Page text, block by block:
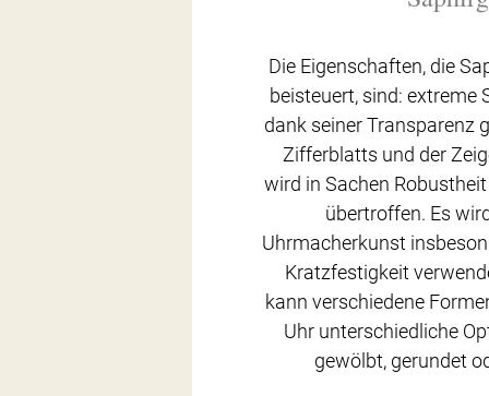
Die Eigenschaften, die
beisteuert, sind:
dank seiner Transparenz
Zifferblatts und der
wird in Sachen
übertroffen. Es
Uhrmacherkunst
Kratzfestigkeit
kann verschiedene
Uhr unterschiedliche
gewölbt, gerundet